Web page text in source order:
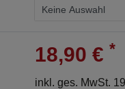
18,90 € *
inkl. ges. MwSt.